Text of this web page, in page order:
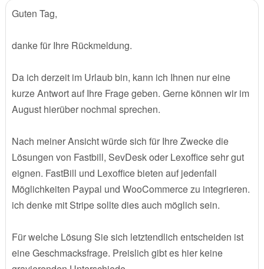
Guten Tag,
danke für Ihre Rückmeldung.
Da ich derzeit im Urlaub bin, kann ich Ihnen nur eine
kurze Antwort auf Ihre Frage geben. Gerne können wir im
August hierüber nochmal sprechen.
Nach meiner Ansicht würde sich für Ihre Zwecke die
Lösungen von Fastbill, SevDesk oder Lexoffice sehr gut
eignen. FastBill und Lexoffice bieten auf jedenfall
Möglichkeiten Paypal und WooCommerce zu integrieren.
ich denke mit Stripe sollte dies auch möglich sein.
Für welche Lösung Sie sich letztendlich entscheiden ist
eine Geschmacksfrage. Preislich gibt es hier keine